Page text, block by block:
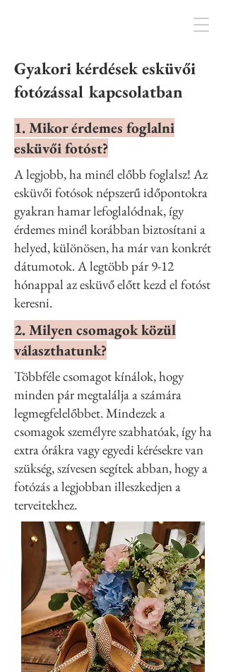
Gyakori kérdések esküvői
fotózással kapcsolatban
1. Mikor érdemes foglalni
esküvői fotóst?
A legjobb, ha minél előbb foglalsz! Az
esküvői fotósok népszerű időpontokra
gyakran hamar lefoglalódnak, így
érdemes minél korábban biztosítani a
helyed, különösen, ha már van konkrét
dátumotok. A legtöbb pár 9-12
hónappal az esküvő előtt kezd el fotóst
keresni.
2. Milyen csomagok közül
választhatunk?
Többféle csomagot kínálok, hogy
minden pár megtalálja a számára
legmegfelelőbbet. Mindezek a
csomagok személyre szabhatóak, így ha
extra órákra vagy egyedi kérésekre van
szükség, szívesen segítek abban, hogy a
fotózás a legjobban illeszkedjen a
terveitekhez.